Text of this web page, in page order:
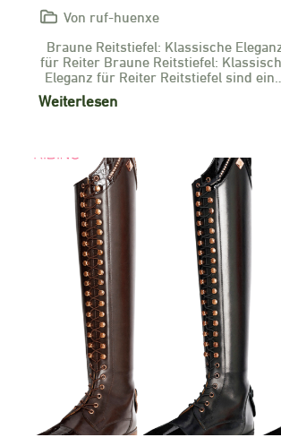
Von ruf-huenxe
Braune Reitstiefel: Klassische
für Reiter Braune Reitstiefel:
Eleganz für Reiter Reitstiefel sind ein…
Weiterlesen